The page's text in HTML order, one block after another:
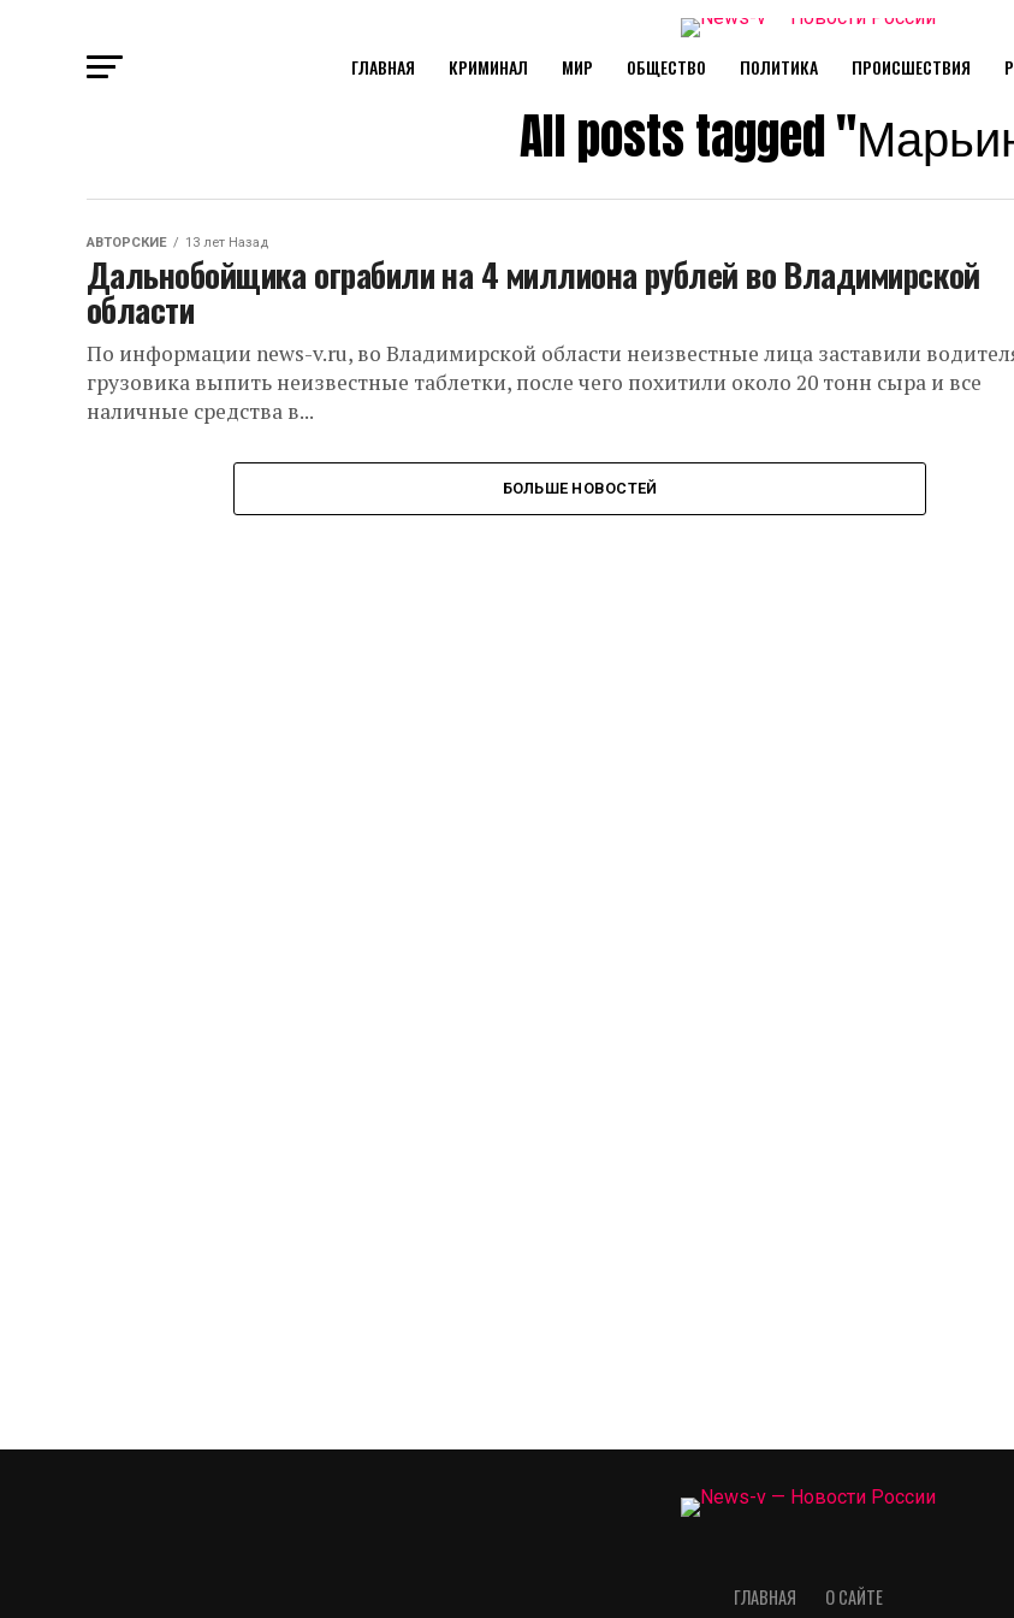
ГЛАВНАЯ КРИМИНАЛ МИР ОБЩЕСТВО ПОЛИТИКА ПРОИСШЕСТВИЯ
All posts tagged
АВТОРСКИЕ 13 лет Назад
Дальнобойщика ограбили на 4 миллиона рублей во Владимирской
области
По информации news-v.ru, во Владимирской области неизвестные лица заставили
грузовика выпить неизвестные таблетки, после чего похитили около 20 тонн сыра и все
наличные средства в...
БОЛЬШЕ НОВОСТЕЙ
ГЛАВНАЯ О САЙТЕ